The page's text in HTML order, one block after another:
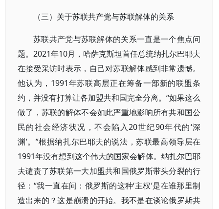
（三）关于苏联共产党与苏联解体的关系
苏联共产党与苏联解体的关系一直是一个焦点问
题。2021年10月，哈萨克斯坦首任总统纳扎尔巴耶夫
在接受采访时表示，自己对苏联解体感到非常遗憾。
他认为，1991年苏联高层正在筹备一部新的联盟条
约，并没有打算让各加盟共和国完全分离。“如果这么
做了，苏联的解体不会如此严重地影响所有共和国公
民的社会经济状况，不会陷入20世纪90年代的‘深
渊’。”根据纳扎尔巴耶夫的说法，苏联最高领导层在
1991年没有想到这个伟大的国家会解体。纳扎尔巴耶
夫谴责了苏联第一大加盟共和国俄罗斯带头分裂的行
径：“我一直在问：俄罗斯的这种‘主权’是在谁那里制
造出来的？这是崩溃的开始。我不是在谈论俄罗斯共